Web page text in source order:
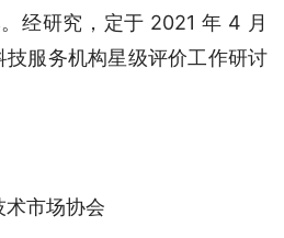
经研究，定于 2021 年 4 月
服务机构星级评价工作研讨
术市场协会